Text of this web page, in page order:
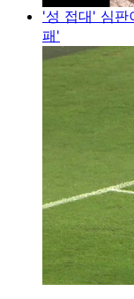
'성 접대' 심판
패'